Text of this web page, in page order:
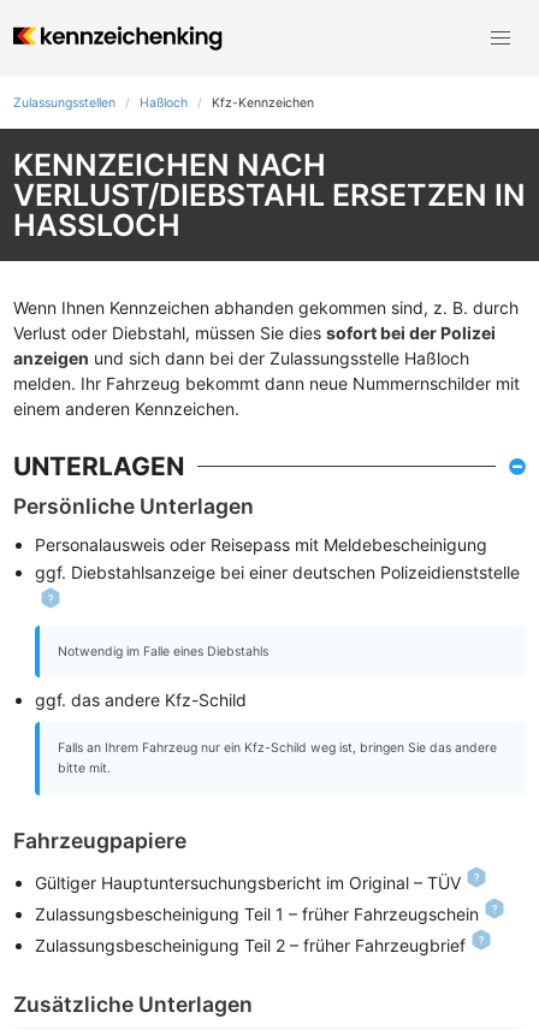
Zulassungsstellen Haßloch Kfz-Kennzeichen
KENNZEICHEN NACH
VERLUST/DIEBSTAHL ERSETZEN IN
HASSLOCH
Wenn Ihnen Kennzeichen abhanden gekommen sind, z. B. durch
Verlust oder Diebstahl, müssen Sie dies sofort bei der Polizei
anzeigen und sich dann bei der Zulassungsstelle Haßloch
melden. Ihr Fahrzeug bekommt dann neue Nummernschilder mit
einem anderen Kennzeichen.
UNTERLAGEN
Persönliche Unterlagen
Personalausweis oder Reisepass mit Meldebescheinigung
ggf. Diebstahlsanzeige bei einer deutschen Polizeidienststelle
Notwendig im Falle eines Diebstahls
ggf. das andere Kfz-Schild
Falls an Ihrem Fahrzeug nur ein Kfz-Schild weg ist, bringen Sie das andere
bitte mit.
Fahrzeugpapiere
Gültiger Hauptuntersuchungsbericht im Original – TÜV
Zulassungsbescheinigung Teil 1 – früher Fahrzeugschein
Zulassungsbescheinigung Teil 2 – früher Fahrzeugbrief
Zusätzliche Unterlagen